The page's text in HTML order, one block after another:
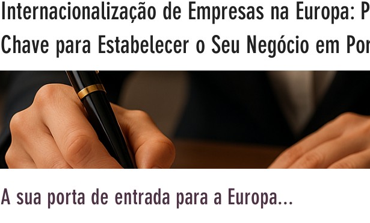
Internacionalização de Empresas na Europa:
Chave para Estabelecer o Seu Negócio em
A sua porta de entrada para a Europa...